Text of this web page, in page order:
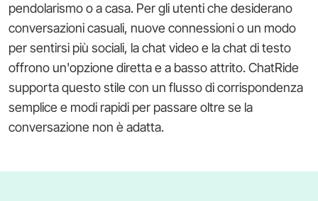
pendolarismo o a casa. Per gli utenti che desiderano
conversazioni casuali, nuove connessioni o un modo
per sentirsi più sociali, la chat video e la chat di testo
offrono un'opzione diretta e a basso attrito. ChatRide
supporta questo stile con un flusso di corrispondenza
semplice e modi rapidi per passare oltre se la
conversazione non è adatta.